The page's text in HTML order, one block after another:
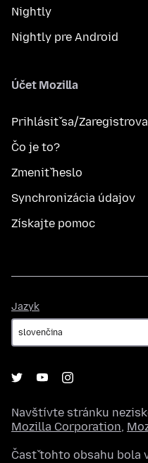
Nightly
Nightly pre Android
Účet Mozilla
Prihlásiť sa/
Čo je to?
Zmeniť heslo
Synchronizácia údajov
Získajte pomoc
Jazyk
Navštívte stránku
Mozilla Corporation,
Časť tohto obsahu bola